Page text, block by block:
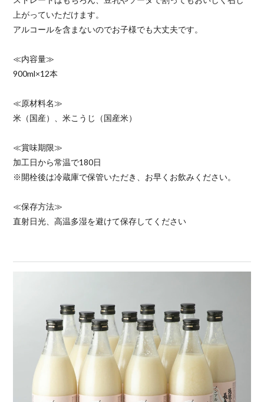
上がっていただけます。
アルコールを含まないのでお子様でも大丈夫です。
≪内容量≫
900ml×12本
≪原材料名≫
米（国産）、米こうじ（国産米）
≪賞味期限≫
加工日から常温で180日
※開栓後は冷蔵庫で保管いただき、お早くお飲みください。
≪保存方法≫
直射日光、高温多湿を避けて保存してください